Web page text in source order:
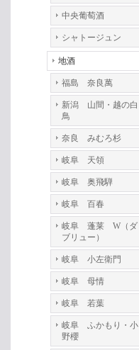
中央葡萄酒
シャトージュン
地酒
福島 奈良萬
新潟 山間・越の白
鳥
奈良 みむろ杉
岐阜 天領
岐阜 奥飛騨
岐阜 百春
岐阜 蓬莱 W（ダ
ブリュー）
岐阜 小左衛門
岐阜 母情
岐阜 若葉
岐阜 ふかもり・小
野櫻